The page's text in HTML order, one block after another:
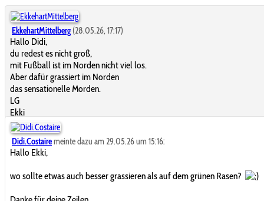
EkkehartMittelberg (28.05.26, 17:17)
Hallo Didi,
du redest es nicht groß,
mit Fußball ist im Norden nicht viel los.
Aber dafür grassiert im Norden
das sensationelle Morden.
LG
Ekki
Didi.Costairemeinte dazu am 29.05.26 um 15:16:
Hallo Ekki,
wo sollte etwas auch besser grassieren als auf dem grünen Rasen?